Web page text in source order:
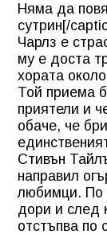
Няма да
сутрин[/
Чарлз е
му е доста
хората
Той приема
приятели и
обаче, че
Стивън
направил
любимци. По
дори и след
отстъпва по